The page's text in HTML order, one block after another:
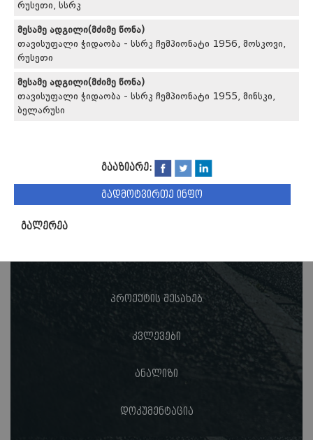
რუსეთი, სსრკ
მესამე ადგილი(მძიმე წონა)
თავისუფალი ჭიდაობა - სსრკ ჩემპიონატი 1956, მოსკოვი,
რუსეთი
მესამე ადგილი(მძიმე წონა)
თავისუფალი ჭიდაობა - სსრკ ჩემპიონატი 1955, მინსკი,
ბელარუსი
გააზიარე:
გადმოტვირთე ინფო
გალერეა
პროექტის შესახებ
კვლევები
ანალიზი
დოკუმენტაცია